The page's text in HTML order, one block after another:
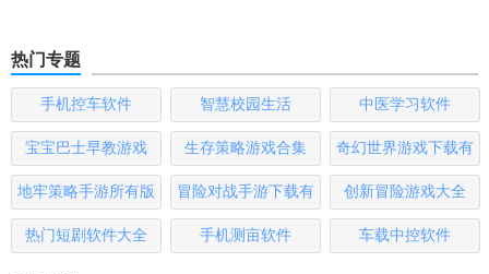
热门专题
手机控车软件 智慧校园生活 中医学习软件
宝宝巴士早教游戏 生存策略游戏合集
奇幻世界游戏下载有
哪些
地牢策略手游所有版
本
冒险对战手游下载有
哪些
创新冒险游戏大全
热门短剧软件大全 手机测亩软件 车载中控软件